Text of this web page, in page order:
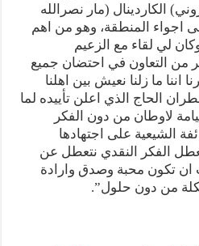
الكاردينال (مار نصرالله
اجواء المنطقة، وهو من اهم
لي لقاء مع الزعيم
من التعاون في احتضان جميع
اننا ما زلنا نعيش بين اهلنا
الحاج الذي اعلن تأييده لما
لاوطان من دون الفكر
الشيعية على اجتهادها
الفكر النقدي نتعطل عن
ان تكون محبة وصدق وارادة
من دون حلول”.